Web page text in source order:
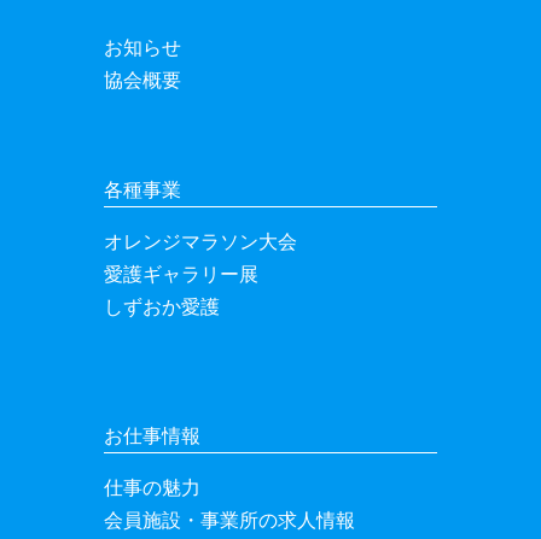
お知らせ
協会概要
各種事業
オレンジマラソン大会
愛護ギャラリー展
しずおか愛護
お仕事情報
仕事の魅力
会員施設・事業所の求人情報